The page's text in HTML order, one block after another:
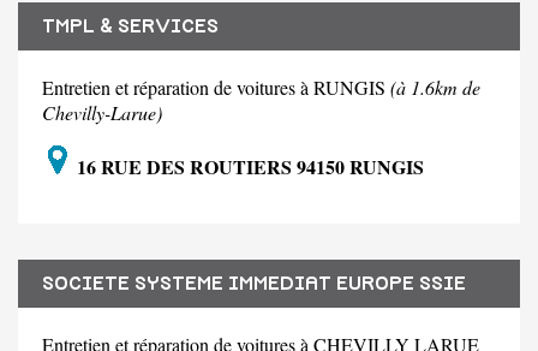
TMPL & SERVICES
Entretien et réparation de voitures à RUNGIS (à 1.6km de
Chevilly-Larue)
16 RUE DES ROUTIERS 94150 RUNGIS
SOCIETE SYSTEME IMMEDIAT EUROPE SSIE
Entretien et réparation de voitures à CHEVILLY LARUE